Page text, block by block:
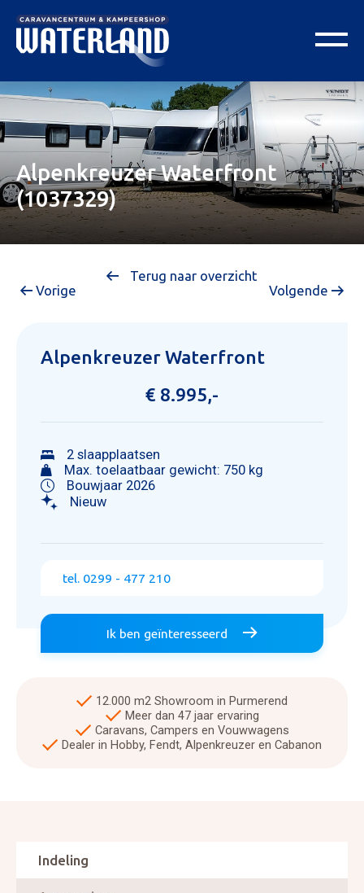
Alpenkreuzer Waterfront
(1037329)
Terug naar overzicht
Vorige
Volgende
Alpenkreuzer Waterfront
€ 8.995,-
2 slaapplaatsen
Max. toelaatbaar gewicht: 750 kg
Bouwjaar 2026
Nieuw
tel. 0299 - 477 210
Ik ben geïnteresseerd
12.000 m2 Showroom in Purmerend
Meer dan 47 jaar ervaring
Caravans, Campers en Vouwwagens
Dealer in Hobby, Fendt, Alpenkreuzer en Cabanon
Indeling